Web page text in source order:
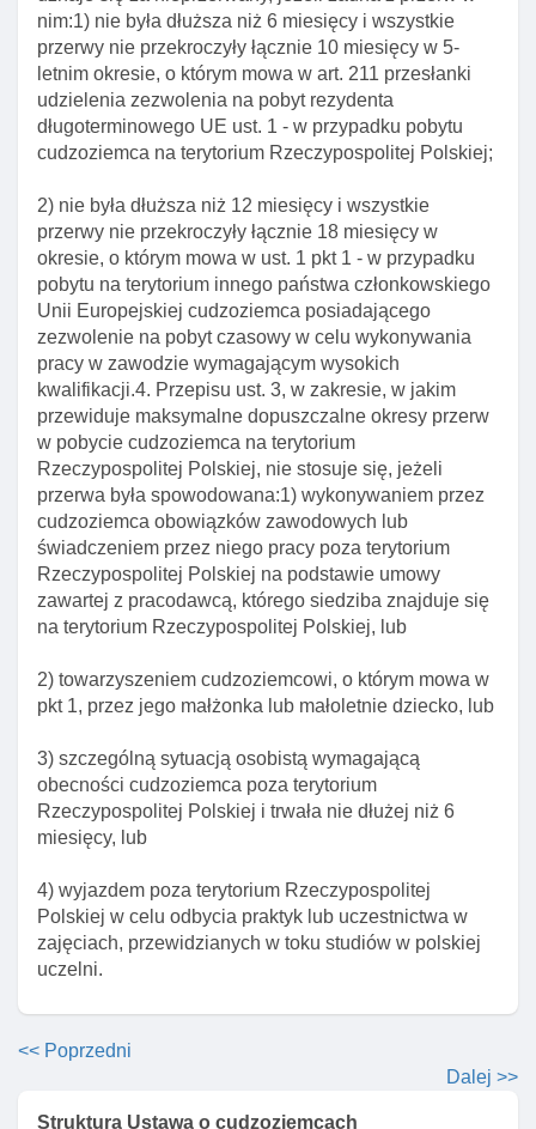
nim:1) nie była dłuższa niż 6 miesięcy i wszystkie
przerwy nie przekroczyły łącznie 10 miesięcy w 5-
letnim okresie, o którym mowa w art. 211 przesłanki
udzielenia zezwolenia na pobyt rezydenta
długoterminowego UE ust. 1 - w przypadku pobytu
cudzoziemca na terytorium Rzeczypospolitej Polskiej;
2) nie była dłuższa niż 12 miesięcy i wszystkie
przerwy nie przekroczyły łącznie 18 miesięcy w
okresie, o którym mowa w ust. 1 pkt 1 - w przypadku
pobytu na terytorium innego państwa członkowskiego
Unii Europejskiej cudzoziemca posiadającego
zezwolenie na pobyt czasowy w celu wykonywania
pracy w zawodzie wymagającym wysokich
kwalifikacji.4. Przepisu ust. 3, w zakresie, w jakim
przewiduje maksymalne dopuszczalne okresy przerw
w pobycie cudzoziemca na terytorium
Rzeczypospolitej Polskiej, nie stosuje się, jeżeli
przerwa była spowodowana:1) wykonywaniem przez
cudzoziemca obowiązków zawodowych lub
świadczeniem przez niego pracy poza terytorium
Rzeczypospolitej Polskiej na podstawie umowy
zawartej z pracodawcą, którego siedziba znajduje się
na terytorium Rzeczypospolitej Polskiej, lub
2) towarzyszeniem cudzoziemcowi, o którym mowa w
pkt 1, przez jego małżonka lub małoletnie dziecko, lub
3) szczególną sytuacją osobistą wymagającą
obecności cudzoziemca poza terytorium
Rzeczypospolitej Polskiej i trwała nie dłużej niż 6
miesięcy, lub
4) wyjazdem poza terytorium Rzeczypospolitej
Polskiej w celu odbycia praktyk lub uczestnictwa w
zajęciach, przewidzianych w toku studiów w polskiej
uczelni.
<< Poprzedni
Dalej >>
Struktura Ustawa o cudzoziemcach
Art. 102. Wygaśnięcie zezwolenia na pobyt czasowy
Art. 103. Wyłączenie stosowania przepisu kodeksu
postępowania administracyjnego
Art. 104. Właściwość organów w sprawach
zezwolenia na pobyt czasowy
czasowy
Art. 106. Wymogi wniosku o zezwolenie na pobyt
czasowy
Art. 106a. Wniosek o zezwolenie na pobyt czasowy
w celu wykonywania pracy w ramach przeniesienia
wewnątrz przedsiębiorstwa lub korzystania z
mobilnośCI Długoterminowej
Art. 107. Delegacja ustawowa
Art. 108. Potwierdzenie złożenia wniosku o
zezwolenie na pobyt czasowy
Art. 109. Zasięganie informacji przed wydaniem
decyzji o udzieleniu zezwolenia na pobyt czasowy
Art. 109a. Prośba o konsultacje w sprawie
zezwolenia na pobyt czasowy
zezwolenia na pobyt czasowy
cofnięcia zezwolenia na pobyt czasowy
Art. 112a. Termin wydania decyzji w sprawie
udzielenia cudzoziemcowi zezwolenia na pobyt
czasowy
Art. 113. Obowiązek zawiadomienia o ustaniu
przyczyny udzielenia zezwolenia na pobyt czasowy
Art. 113a. Strona postępowania w sprawie udzielenia
albo cofnięcia zezwolenia na pobyt czasowy
Art. 113b. Rozporządzenie w sprawie określenia
państw, których obywatelom nie odlicza się kosztów
zamieszkania